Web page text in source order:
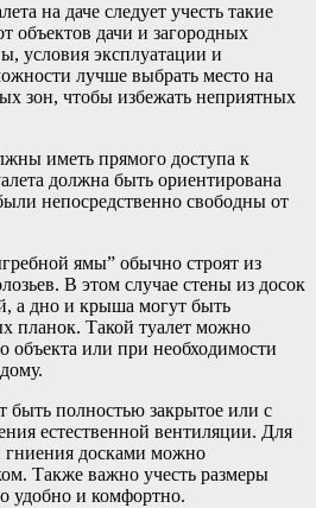
на даче следует учесть такие
объектов дачи и загородных
условия эксплуатации и
лучше выбрать место на
зон, чтобы избежать неприятных
иметь прямого доступа к
должна быть ориентирована
непосредственно свободны от
ямы” обычно строят из
В этом случае стены из досок
а дно и крыша могут быть
планок. Такой туалет можно
объекта или при необходимости
быть полностью закрытое или с
естественной вентиляции. Для
гниения досками можно
Также важно учесть размеры
удобно и комфортно.